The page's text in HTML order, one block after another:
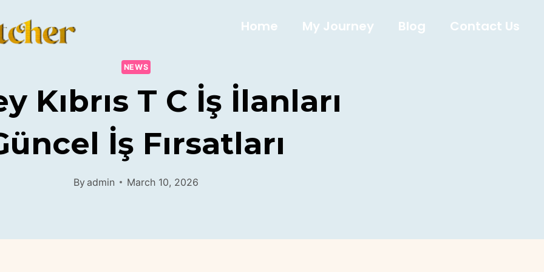
Home My Journey Blog Contact Us
NEWS
Kıbrıs T C İş İlanları
İş Fırsatları
By admin March 10, 2026